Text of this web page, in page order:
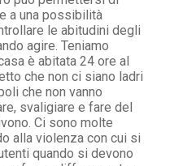
a una possibilità
le abitudini degli
agire. Teniamo
è abitata 24 ore al
che non ci siano ladri
che non vanno
svaligiare e fare del
Ci sono molte
alla violenza con cui si
quando si devono